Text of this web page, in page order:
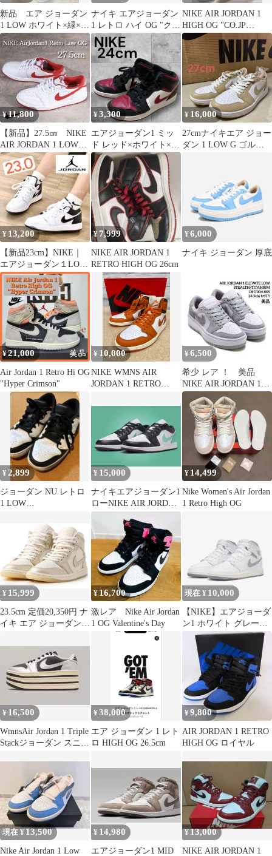
新品 エア ジョーダン
1 LOW ホワイト×緑×エ
ンジ色 24.5cm
ナイキ エアジョーダン
1 レトロ ハイ OG "クー
ルグレー/セイル"27.5㎝
NIKE AIR JORDAN 1
HIGH OG "CO.JP
TOKYO"
¥11,800
【新品】27.5㎝ NIKE
AIR JORDAN 1 LOW
OG
¥3,300
エアジョーダン1 ミッ
ド レッド×ホワイト×ブ
ラック 24cm
¥ 16,000
27cmナイキエア ジョー
ダン 1 LOW G ゴルフ
¥ 13,200
【新品23cm】NIKE｜
エアジョーダン１LOW
GS｜ホワイト/ブラック
¥ 7,999
NIKE AIR JORDAN 1
RETRO HIGH OG 26cm
¥6,000
ナイキ ジョーダン 厚底
¥21,000
Air Jordan 1 Retro Hi OG
"Hyper Crimson"
¥ 10,000
NIKE WMNS AIR
JORDAN 1 RETRO
MV7002 f216
¥ 6,500
希少 レア ！ 美品
NIKE AIR JORDAN 1
ELEVATE LOW
¥2,899
ジョーダン NU レトロ
1 LOW
¥ 15,000
ナイキエアジョーダン1
ローNIKE AIR JORDAN
1 LOW
¥ 14,499
Nike Women's Air Jordan
1 Retro High OG
¥ 15,999
23.5cm 定価20,350円 ナ
イキ エア ジョーダン 1
¥ 16,700
激レア Nike Air Jordan
1 OG Valentine′s Day
現在 ¥ 10,000
【NIKE】エアジョーダ
ン1 ホワイト グレー
24.0
¥ 16,500
WmnsAir Jordan 1 Triple
Stackジョーダン スニー
¥38,000
エア ジョーダン 1 レト
ロ HIGH OG 26.5cm
¥9,800
AIR JORDAN 1 RETRO
HIGH OG ロイヤル
現在 ¥13,500
Nike Air Jordan 1 Low
¥ 14,980
エアジョーダン1 MID
¥13,000
NIKE AIR JORDAN 1